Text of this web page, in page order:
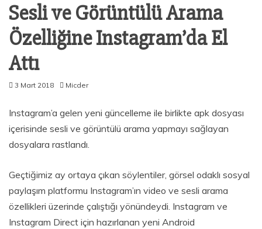
Sesli ve Görüntülü Arama
Özelliğine Instagram’da El
Attı
3 Mart 2018 Micder
Instagram’a gelen yeni güncelleme ile birlikte apk dosyası
içerisinde sesli ve görüntülü arama yapmayı sağlayan
dosyalara rastlandı.
Geçtiğimiz ay ortaya çıkan söylentiler, görsel odaklı sosyal
paylaşım platformu Instagram’ın video ve sesli arama
özellikleri üzerinde çalıştığı yönündeydi. Instagram ve
Instagram Direct için hazırlanan yeni Android